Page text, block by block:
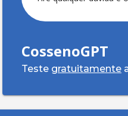
CossenoGPT
Teste gratuitamente